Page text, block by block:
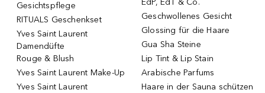
Gesichtspflege
RITUALS Geschenkset
Yves Saint Laurent
Damendüfte
Rouge & Blush
Yves Saint Laurent Make-Up
Yves Saint Laurent
EdP, EdT & Co.
Geschwollenes Gesicht
Glossing für die Haare
Gua Sha Steine
Lip Tint & Lip Stain
Arabische Parfums
Haare in der Sauna schützen